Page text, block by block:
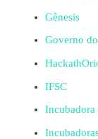
Gênesis
Governo
IFSC
Incubadora